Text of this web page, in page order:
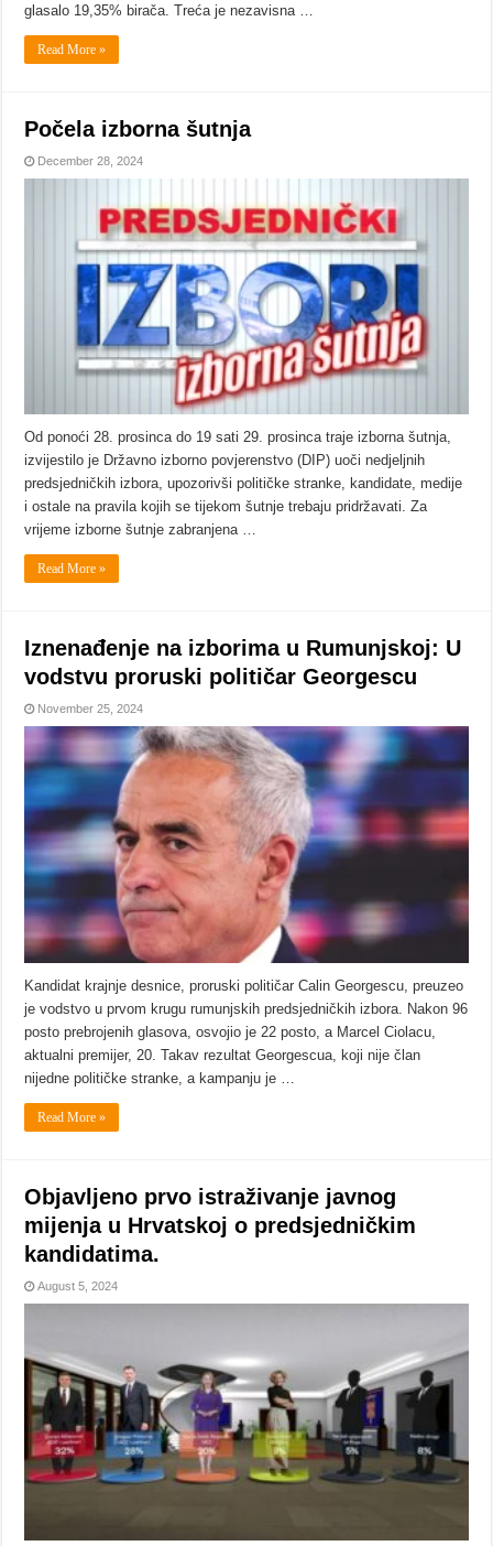
glasalo 19,35% birača. Treća je nezavisna …
Read More »
Počela izborna šutnja
December 28, 2024
Od ponoći 28. prosinca do 19 sati 29. prosinca traje izborna šutnja,
izvijestilo je Državno izborno povjerenstvo (DIP) uoči nedjeljnih
predsjedničkih izbora, upozorivši političke stranke, kandidate, medije
i ostale na pravila kojih se tijekom šutnje trebaju pridržavati. Za
vrijeme izborne šutnje zabranjena …
Read More »
Iznenađenje na izborima u Rumunjskoj: U
vodstvu proruski političar Georgescu
November 25, 2024
Kandidat krajnje desnice, proruski političar Calin Georgescu, preuzeo
je vodstvo u prvom krugu rumunjskih predsjedničkih izbora. Nakon 96
posto prebrojenih glasova, osvojio je 22 posto, a Marcel Ciolacu,
aktualni premijer, 20. Takav rezultat Georgescua, koji nije član
nijedne političke stranke, a kampanju je …
Read More »
Objavljeno prvo istraživanje javnog
mijenja u Hrvatskoj o predsjedničkim
kandidatima.
August 5, 2024